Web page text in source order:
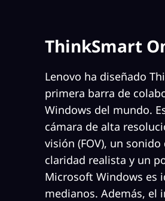
ThinkSmart
Lenovo ha diseñado
primera barra de
Windows del mundo.
cámara de alta
visión (FOV), un
claridad realista y un
Microsoft Windows es
medianos. Además, el